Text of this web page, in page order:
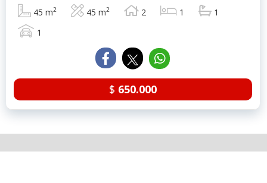
45 m2 45 m2 2 1
1
1
$ 650.000